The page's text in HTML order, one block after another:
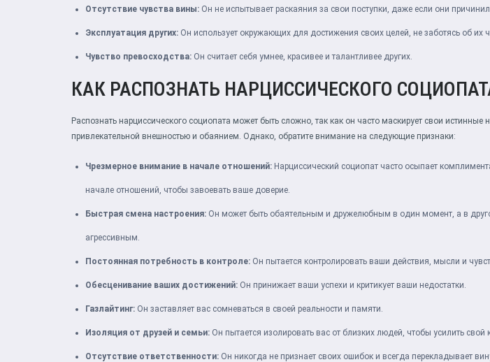
Отсутствие чувства вины: Он не испытывает раскаяния за свои поступки, даже если они
Эксплуатация других: Он использует окружающих для достижения своих целей, не заботясь об их
Чувство превосходства: Он считает себя умнее, красивее и талантливее других.
КАК РАСПОЗНАТЬ НАРЦИССИЧЕСКОГО
Распознать нарциссического социопата может быть сложно, так как он часто маскирует свои истинные
привлекательной внешностью и обаянием. Однако, обратите внимание на следующие признаки:
Чрезмерное внимание в начале отношений: Нарциссический социопат часто осыпает
начале отношений, чтобы завоевать ваше доверие.
Быстрая смена настроения: Он может быть обаятельным и дружелюбным в один момент, а в
агрессивным.
Постоянная потребность в контроле: Он пытается контролировать ваши действия, мысли и
Обесценивание ваших достижений: Он принижает ваши успехи и критикует ваши недостатки.
Газлайтинг: Он заставляет вас сомневаться в своей реальности и памяти.
Изоляция от друзей и семьи: Он пытается изолировать вас от близких людей, чтобы усилить свой
Отсутствие ответственности: Он никогда не признает своих ошибок и всегда перекладывает